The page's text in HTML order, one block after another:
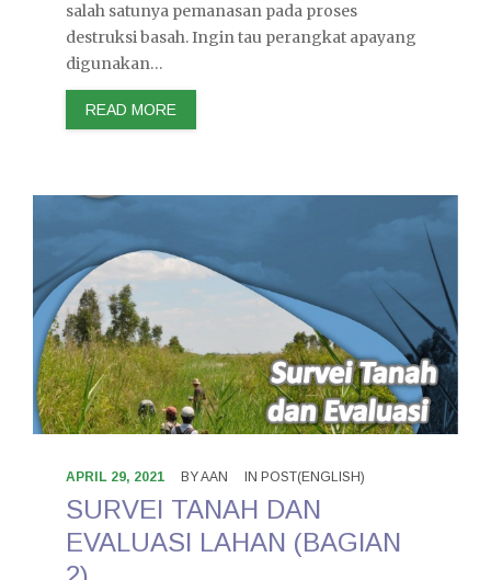
salah satunya pemanasan pada proses
destruksi basah. Ingin tau perangkat apayang
digunakan…
READ MORE
APRIL 29, 2021 BYAAN IN POST(ENGLISH)
SURVEI TANAH DAN
EVALUASI LAHAN (BAGIAN